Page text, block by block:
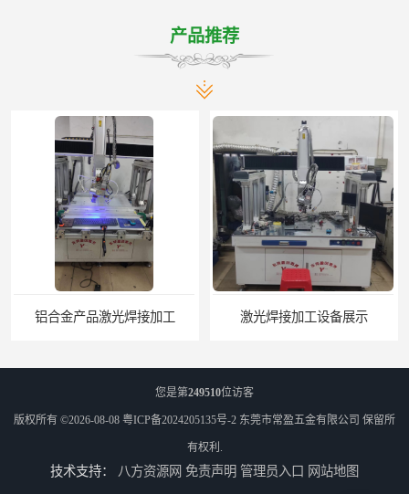
产品推荐
激光焊接加工设备展示 不锈钢产品激光焊接加工
您是第249510位访客
版权所有 ©2026-08-08 粤ICP备2024205135号-2 东莞市常盈五金有限公司 保留所
有权利.
技术支持： 八方资源网 免责声明 管理员入口 网站地图